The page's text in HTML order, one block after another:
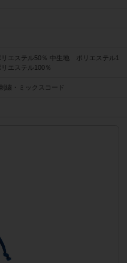
エステル50％ 中生地 ポリエステル1
エステル100％
繍・ミックスコード